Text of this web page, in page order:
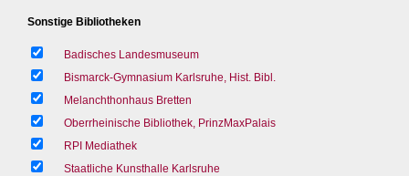
Sonstige Bibliotheken
Badisches Landesmuseum
Bismarck-Gymnasium Karlsruhe, Hist. Bibl.
Melanchthonhaus Bretten
Oberrheinische Bibliothek, PrinzMaxPalais
RPI Mediathek
Staatliche Kunsthalle Karlsruhe